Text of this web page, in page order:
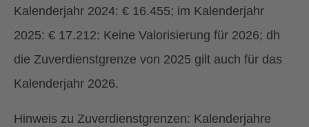
Kalenderjahr 2024: € 16.455; im Kalenderjahr
2025: € 17.212: Keine Valorisierung für 2026; dh
die Zuverdienstgrenze von 2025 gilt auch für das
Kalenderjahr 2026.
Hinweis zu Zuverdienstgrenzen: Kalenderjahre